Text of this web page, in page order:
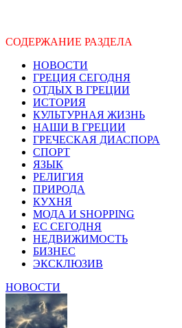
СОДЕРЖАНИЕ РАЗДЕЛА
НОВОСТИ
ГРЕЦИЯ СЕГОДНЯ
ОТДЫХ В ГРЕЦИИ
ИСТОРИЯ
КУЛЬТУРНАЯ ЖИЗНЬ
НАШИ В ГРЕЦИИ
ГРЕЧЕСКАЯ ДИАСПОРА
СПОРТ
ЯЗЫК
РЕЛИГИЯ
ПРИРОДА
КУХНЯ
МОДА И SHOPPING
ЕС СЕГОДНЯ
НЕДВИЖИМОСТЬ
БИЗНЕС
ЭКСКЛЮЗИВ
НОВОСТИ